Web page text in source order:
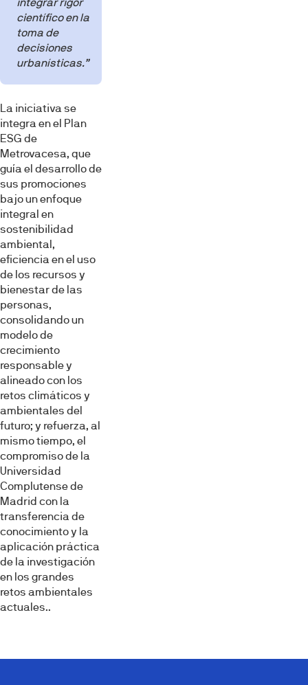
científico en la
toma de
decisiones
urbanísticas.”
La iniciativa se
integra en el Plan
ESG de
Metrovacesa, que
guía el desarrollo de
sus promociones
bajo un enfoque
integral en
sostenibilidad
ambiental,
eficiencia en el uso
de los recursos y
bienestar de las
personas,
consolidando un
modelo de
crecimiento
responsable y
alineado con los
retos climáticos y
ambientales del
futuro; y refuerza, al
mismo tiempo, el
compromiso de la
Universidad
Complutense de
Madrid con la
transferencia de
conocimiento y la
aplicación práctica
de la investigación
en los grandes
retos ambientales
actuales..